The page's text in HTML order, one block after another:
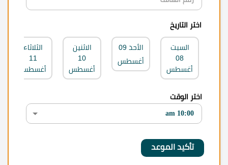
اختر التاريخ
السبت
08
أغسطس
الأحد 09
أغسطس
الاثنين
10
أغسطس
الثلاثاء
11
أغسطس
اختر الوقت